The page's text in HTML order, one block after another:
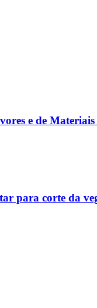
e de
para corte da